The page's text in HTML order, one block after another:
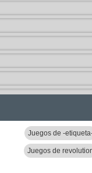
Juegos de -
Juegos de